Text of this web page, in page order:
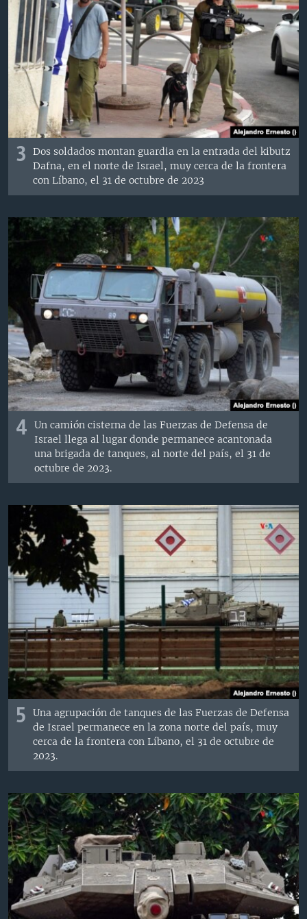
3
Dos soldados montan guardia en la entrada del kibutz
Dafna, en el norte de Israel, muy cerca de la frontera
con Líbano, el 31 de octubre de 2023
4
Un camión cisterna de las Fuerzas de Defensa de
Israel llega al lugar donde permanece acantonada
una brigada de tanques, al norte del país, el 31 de
octubre de 2023.
5
Una agrupación de tanques de las Fuerzas de Defensa
de Israel permanece en la zona norte del país, muy
cerca de la frontera con Líbano, el 31 de octubre de
2023.